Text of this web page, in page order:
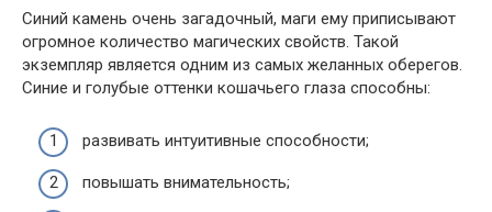
Синий камень очень загадочный, маги ему приписывают
огромное количество магических свойств. Такой
экземпляр является одним из самых желанных оберегов.
Синие и голубые оттенки кошачьего глаза способны:
развивать интуитивные способности;
повышать внимательность;